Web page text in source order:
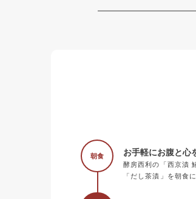
朝食 お手軽にお腹と心
酵房西利の「西京漬
「だし茶漬」を朝食